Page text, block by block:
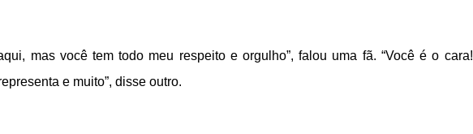
mas você tem todo meu respeito e orgulho”, falou uma fã. “Você é o cara!
e muito”, disse outro.